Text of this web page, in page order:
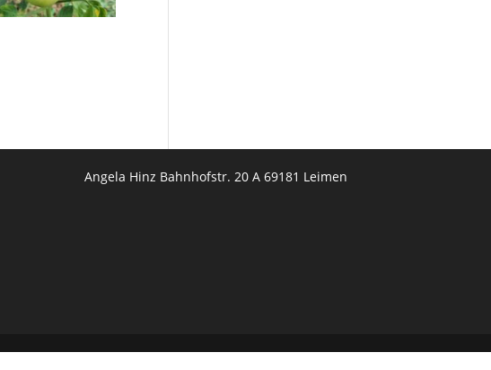
Angela Hinz Bahnhofstr. 20 A 69181 Leimen